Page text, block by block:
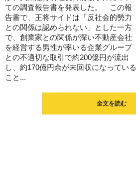
ての調査報告書を発表した。 この報
告書で、王将サイドは「反社会的勢力
との関係は認められない」とした一方
で、創業家との関係が深い不動産会社
を経営する男性が率いる企業グループ
との不適切な取引で約200億円が流出
し、約170億円余が未回収になっている
こと...
全文を読む